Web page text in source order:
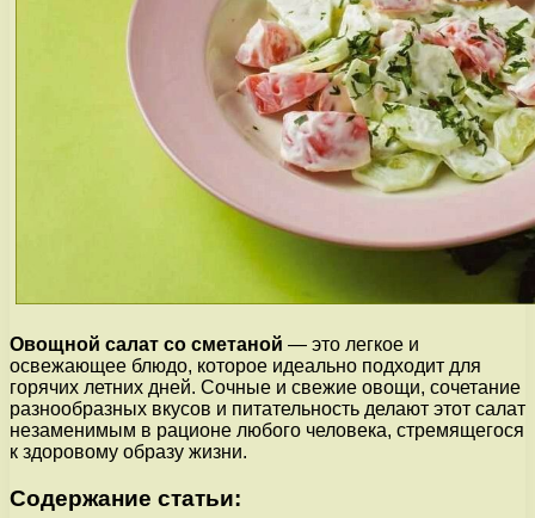
Овощной салат со сметаной — это легкое и
освежающее блюдо, которое идеально подходит для
горячих летних дней. Сочные и свежие овощи, сочетание
разнообразных вкусов и питательность делают этот салат
незаменимым в рационе любого человека, стремящегося
к здоровому образу жизни.
Содержание статьи: